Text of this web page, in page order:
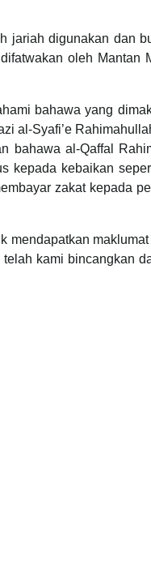
jariah digunakan dan
oleh Mantan
bahawa yang
al-Syafi’e
bahawa al-Qaffal
kepada kebaikan
zakat kepada
mendapatkan
kami bincangkan